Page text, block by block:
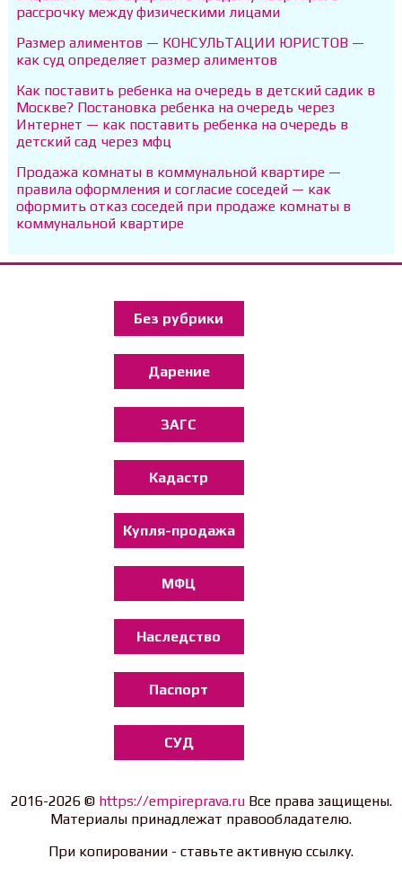
рассрочку между физическими лицами
Размер алиментов — КОНСУЛЬТАЦИИ ЮРИСТОВ —
как суд определяет размер алиментов
Как поставить ребенка на очередь в детский садик в
Москве? Постановка ребенка на очередь через
Интернет — как поставить ребенка на очередь в
детский сад через мфц
Продажа комнаты в коммунальной квартире —
правила оформления и согласие соседей — как
оформить отказ соседей при продаже комнаты в
коммунальной квартире
Без рубрики
Дарение
ЗАГС
Кадастр
Купля-продажа
МФЦ
Наследство
Паспорт
СУД
2016-2026 © https://empireprava.ruВсе права защищены.
Материалы принадлежат правообладателю.
При копировании - ставьте активную ссылку.